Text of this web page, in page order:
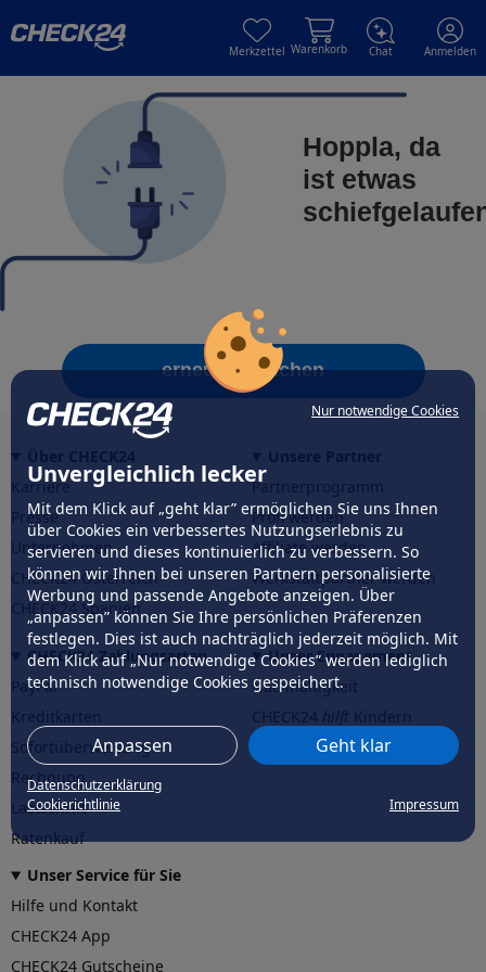
Nur notwendige Cookies
Unvergleichlich lecker
Mit dem Klick auf „geht klar” ermöglichen Sie uns Ihnen
über Cookies ein verbessertes Nutzungserlebnis zu
servieren und dieses kontinuierlich zu verbessern. So
können wir Ihnen bei unseren Partnern personalisierte
Werbung und passende Angebote anzeigen. Über
„anpassen” können Sie Ihre persönlichen Präferenzen
festlegen. Dies ist auch nachträglich jederzeit möglich. Mit
dem Klick auf „Nur notwendige Cookies” werden lediglich
technisch notwendige Cookies gespeichert.
Anpassen Geht klar
Datenschutzerklärung
Cookierichtlinie
Impressum
Merkzettel Warenkorb Chat Anmelden
Hoppla, da
ist etwas
erneut versuchen
Karriere
Presse
Unternehmen
CHECK24 Österreich
CHECK24 Spanien
Partnerprogramm
Profi werden
Affiliate werden
Werkstattpartner werden
CHECK24 Zahlungsarten
PayPal
Sofortüberweisung
Rechnung
Lastschrift
Ratenkauf
Unser Engagement
Nachhaltigkeit
CHECK24hilftder Natur
Unser Service für Sie
Hilfe und Kontakt
CHECK24 App
CHECK24 Gutscheine